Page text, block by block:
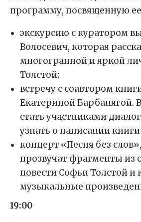
программу, посвященную
экскурсию с куратором
Волосевич, которая
многогранной и яркой
Толстой;
встречу с соавтором
Екатериной Барбанягой.
стать участниками
узнать о написании
концерт «Песня без
прозвучат фрагменты из
повести Софьи Толстой и
музыкальные
19:00